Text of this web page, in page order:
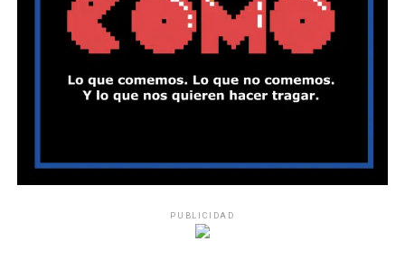
PUBLICIDAD